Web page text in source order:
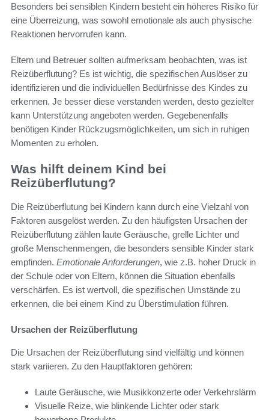
Besonders bei sensiblen Kindern besteht ein höheres Risiko für
eine Überreizung, was sowohl emotionale als auch physische
Reaktionen hervorrufen kann.
Eltern und Betreuer sollten aufmerksam beobachten, was ist
Reizüberflutung? Es ist wichtig, die spezifischen Auslöser zu
identifizieren und die individuellen Bedürfnisse des Kindes zu
erkennen. Je besser diese verstanden werden, desto gezielter
kann Unterstützung angeboten werden. Gegebenenfalls
benötigen Kinder Rückzugsmöglichkeiten, um sich in ruhigen
Momenten zu erholen.
Was hilft deinem Kind bei
Reizüberflutung?
Die Reizüberflutung bei Kindern kann durch eine Vielzahl von
Faktoren ausgelöst werden. Zu den häufigsten Ursachen der
Reizüberflutung zählen laute Geräusche, grelle Lichter und
große Menschenmengen, die besonders sensible Kinder stark
empfinden. Emotionale Anforderungen, wie z.B. hoher Druck in
der Schule oder von Eltern, können die Situation ebenfalls
verschärfen. Es ist wertvoll, die spezifischen Umstände zu
erkennen, die bei einem Kind zu Überstimulation führen.
Ursachen der Reizüberflutung
Die Ursachen der Reizüberflutung sind vielfältig und können
stark variieren. Zu den Hauptfaktoren gehören:
Laute Geräusche, wie Musikkonzerte oder Verkehrslärm
Visuelle Reize, wie blinkende Lichter oder stark